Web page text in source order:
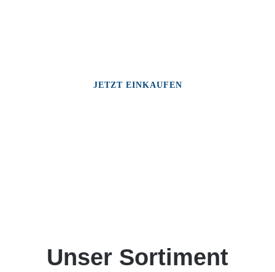
JETZT EINKAUFEN
Unser Sortiment